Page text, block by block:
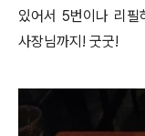
있어서 5번이나 리필
사장님까지! 굿굿!